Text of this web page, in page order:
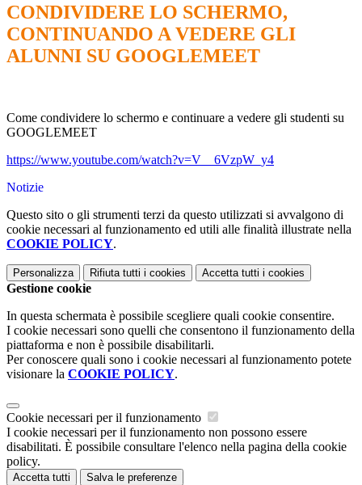
CONDIVIDERE LO SCHERMO,
CONTINUANDO A VEDERE GLI
ALUNNI SU GOOGLEMEET
Come condividere lo schermo e continuare a vedere gli studenti su
GOOGLEMEET
https://www.youtube.com/watch?v=V__6VzpW_y4
Notizie
Questo sito o gli strumenti terzi da questo utilizzati si avvalgono di
cookie necessari al funzionamento ed utili alle finalità illustrate nella
COOKIE POLICY.
Personalizza Rifiuta tutti i cookies Accetta tutti i cookies
Gestione cookie
In questa schermata è possibile scegliere quali cookie consentire.
I cookie necessari sono quelli che consentono il funzionamento della
piattaforma e non è possibile disabilitarli.
Per conoscere quali sono i cookie necessari al funzionamento potete
visionare la COOKIE POLICY.
Cookie necessari per il funzionamento
I cookie necessari per il funzionamento non possono essere
disabilitati. È possibile consultare l'elenco nella pagina della cookie
policy.
Accetta tutti Salva le preferenze